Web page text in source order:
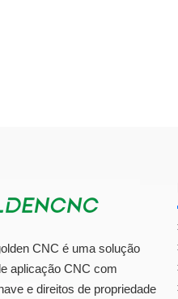
CNC é uma solução
aplicação CNC com
e direitos de propriedade